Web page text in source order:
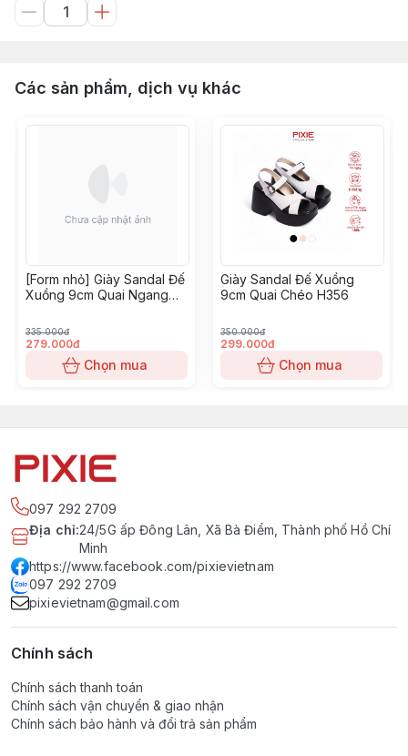
Các sản phẩm, dịch vụ khác
[Form nhỏ] Giày Sandal Đế
Xuồng 9cm Quai Ngang
335.000đ
279.000đ
Chọn mua
Giày Sandal Đế Xuồng
9cm Quai Chéo H356
350.000đ
299.000đ
Chọn mua
097 292 2709
Địa chỉ:24/5G ấp Đông Lân, Xã Bà Điểm, Thành phố Hồ Chí
Minh
https://www.facebook.com/pixievietnam
097 292 2709
pixievietnam@gmail.com
Chính sách
Chính sách thanh toán
Chính sách vận chuyển & giao nhận
Chính sách bảo hành và đổi trả sản phẩm